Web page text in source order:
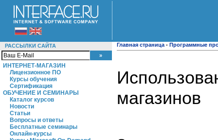
РАССЫЛКИ САЙТА
ИНТЕРНЕТ-МАГАЗИН
Лицензионное ПО
Курсы обучения
Сертификация
ОБУЧЕНИЕ И СЕМИНАРЫ
Каталог курсов
Новости
Статьи
Вопросы и ответы
Бесплатные семинары
Онлайн-курсы
Главная страница - Программные
магазинов